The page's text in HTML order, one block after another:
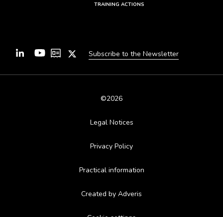
TRAINING ACTIONS
Subscribe to the Newsletter
©2026
Legal Notices
Privacy Policy
Practical information
Created by Adveris